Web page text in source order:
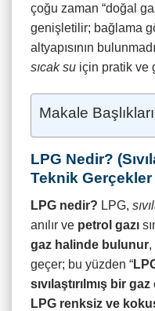
çoğu zaman “doğal
genişletilir; bağlama
altyapısının
sıcak su için pratik ve
Makale Başlıkları
LPG Nedir?
Teknik Gerçekler
LPG nedir? LPG,
anılır ve petrol gazı
gaz halinde bulunur,
geçer; bu yüzden “
sıvılaştırılmış bir
LPG renksiz ve